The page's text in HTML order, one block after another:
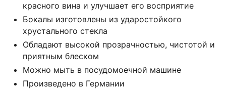
красного вина и улучшает его восприятие
Бокалы изготовлены из ударостойкого
хрустального стекла
Обладают высокой прозрачностью, чистотой и
приятным блеском
Можно мыть в посудомоечной машине
Произведено в Германии